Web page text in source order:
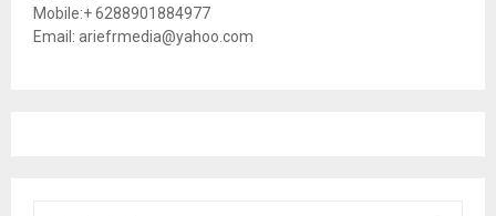
Mobile:+ 6288901884977
Email: ariefrmedia@yahoo.com